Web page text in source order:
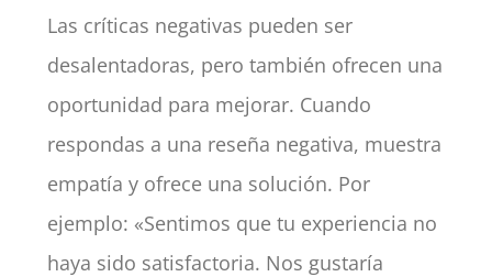
Las críticas negativas pueden ser
desalentadoras, pero también ofrecen una
oportunidad para mejorar. Cuando
respondas a una reseña negativa, muestra
empatía y ofrece una solución. Por
ejemplo: «Sentimos que tu experiencia no
haya sido satisfactoria. Nos gustaría